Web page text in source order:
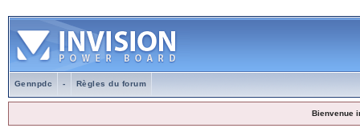
Gennpdc - Règles du forum
Bienvenue